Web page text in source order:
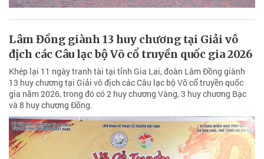
Lâm Đồng giành 13 huy chương tại Giải vô
địch các Câu lạc bộ Võ cổ truyền quốc gia 2026
Khép lại 11 ngày tranh tài tại tỉnh Gia Lai, đoàn Lâm Đồng giành
13 huy chương tại Giải vô địch các Câu lạc bộ Võ cổ truyền quốc
gia năm 2026, trong đó có 2 huy chương Vàng, 3 huy chương Bạc
và 8 huy chương Đồng.